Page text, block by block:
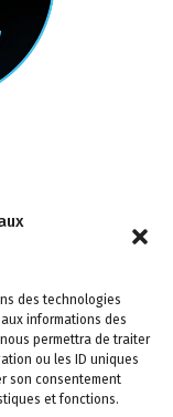
des technologies
informations des
permettra de traiter
ou les ID uniques
son consentement
et fonctions.